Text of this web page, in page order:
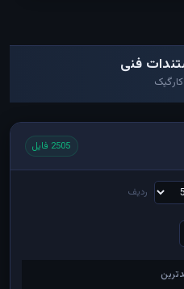
فنی
2505 فایل
ردیف